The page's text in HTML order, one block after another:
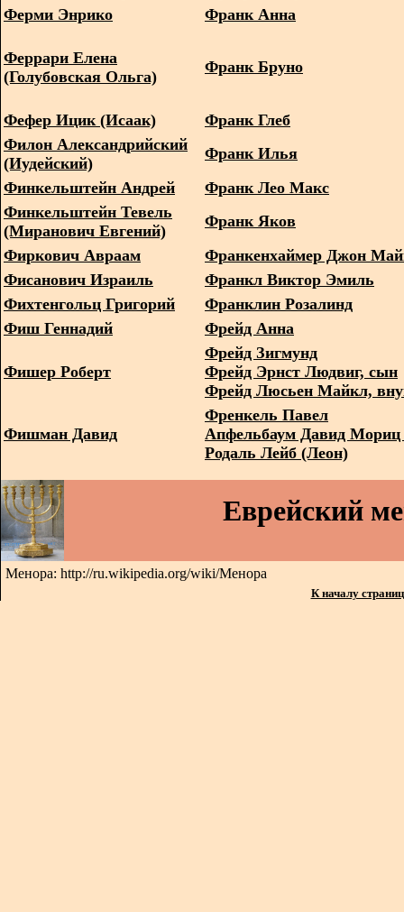
Ферми Энрико
Франк Анна
Феррари Елена
(Голубовская Ольга)
Франк Бруно
Фефер Ицик (Исаак)
Франк Глеб
Филон Александрийский
(Иудейский)
Франк Илья
Финкельштейн Андрей
Франк Лео Макс
Финкельштейн Тевель
(Миранович Евгений)
Франк Яков
Фиркович Авраам
Франкенхаймер Джон
Фисанович Израиль
Франкл Виктор Эмиль
Фихтенгольц Григорий
Франклин Розалинд
Фиш Геннадий
Фрейд Анна
Фишер Роберт
Фрейд Зигмунд
Фрейд Эрнст Людвиг, сын
Фрейд Люсьен Майкл,
Фишман Давид
Френкель Павел
Апфельбаум Давид
Родаль Лейб (Леон)
Еврейский
Менора: http://ru.wikipedia.org/wiki/Менора
К началу